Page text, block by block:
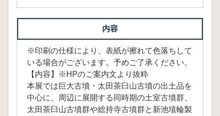
内容
※印刷の仕様により、表紙が擦れて色落ちして
いる場合がございます。予めご了承ください。
【内容】※HPのご案内文より抜粋
本展では巨大古墳・太田茶臼山古墳の出土品を
中心に、周辺に展開する同時期の土室古墳群、
太田茶臼山古墳群や総持寺古墳群と新池埴輪製